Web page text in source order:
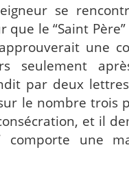
se
que le “Saint
une
seulement
par deux
le nombre trois
et il
comporte une